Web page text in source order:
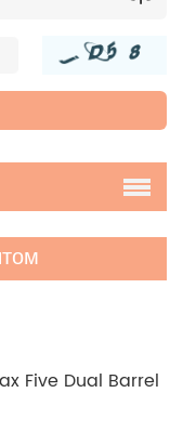
Five Dual Barrel